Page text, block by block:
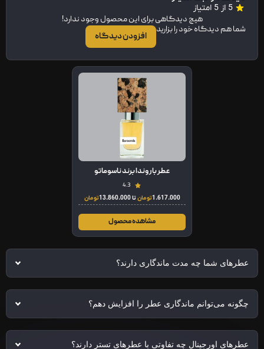
5 از 5 امتیاز
هیچ دیدگاهی برای این محصول وجود ندارد!
شما هم دیدگاه خود را بزارید
افزودن دیدگاه
عطر باروندا برند ناسوماتو
4.3
1.617.000تومانتا13.860.000تومان
مشاهده محصول
عطرهای شما چه مدت ماندگاری دارند؟
چگونه می‌توانم ماندگاری عطر را افزایش دهم؟
عطرهای اورجینال چه تفاوتی با عطرهای تستر دارند؟